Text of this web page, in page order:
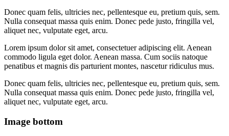
Donec quam felis, ultricies nec, pellentesque eu, pretium quis, sem.
Nulla consequat massa quis enim. Donec pede justo, fringilla vel,
aliquet nec, vulputate eget, arcu.
Lorem ipsum dolor sit amet, consectetuer adipiscing elit. Aenean
commodo ligula eget dolor. Aenean massa. Cum sociis natoque
penatibus et magnis dis parturient montes, nascetur ridiculus mus.
Donec quam felis, ultricies nec, pellentesque eu, pretium quis, sem.
Nulla consequat massa quis enim. Donec pede justo, fringilla vel,
aliquet nec, vulputate eget, arcu.
Image bottom